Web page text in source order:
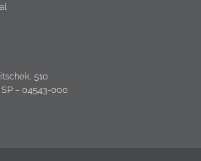
510
– 04543-000